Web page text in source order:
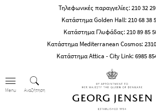
Τηλεφωνικές παραγγελίες:210 32
Κατάστημα Golden Hall:210 68 38
Κατάστημα Γλυφάδας:210 89 85
Κατάστημα Mediterranean Cosmos:
Κατάστημα Attica - City Link:6985
Menu Αναζήτηση